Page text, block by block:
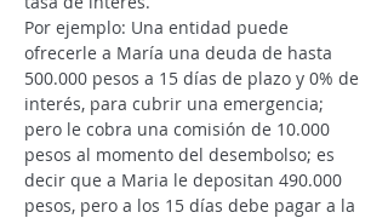
Por ejemplo: Una entidad puede
ofrecerle a María una deuda de hasta
500.000 pesos a 15 días de plazo y 0% de
interés, para cubrir una emergencia;
pero le cobra una comisión de 10.000
pesos al momento del desembolso; es
decir que a Maria le depositan 490.000
pesos, pero a los 15 días debe pagar a la